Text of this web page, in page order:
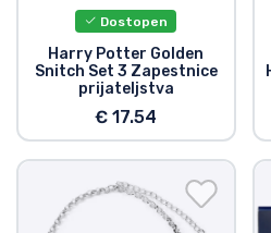
Dostopen
Harry Potter Golden
Snitch Set 3 Zapestnice
prijateljstva
€ 17.54